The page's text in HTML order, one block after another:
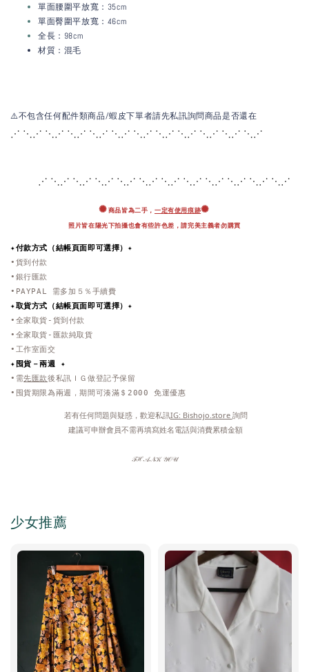
單面腰圍平放寬：35cm
單面臀圍平放寬：46cm
全長：98cm
材質：混毛
⚠️不包含任何配件類商品/蝦皮下單者請先私訊詢問商品是否還在
⋰ ⋱⋰ ⋱⋰ ⋱⋰ ⋱⋰ ⋱⋰ ⋱⋰ ⋱⋰ ⋱
⋰ ⋱⋰ ⋱⋰ ⋱⋰
⋰ ⋱⋰ ⋱⋰ ⋱⋰ ⋱⋰ ⋱⋰ ⋱⋰ ⋱⋰ ⋱ ⋰ ⋱⋰ ⋱⋰ ⋱⋰
✺ 商品皆為二手， 一定有使用痕跡✺
照片皆在陽光下拍攝也會有些許色差，請完美主義者勿購買
✦付款方式（結帳頁面即可選擇）✦
•貨到付款
•銀行匯款
•PAYPAL 需多加５％手續費
✦取貨方式 （結帳頁面即可選擇） ✦
•全家取貨-貨到付款
•全家取貨-匯款純取貨
•工作室面交
✦ 囤貨－兩週 ✦
•需先匯款後私訊ＩＧ做登記予保留
•囤貨期限為兩週，期間可湊滿＄2000 免運優惠
若有任何問題與疑惑，歡迎私訊IG: Bishojo.store 詢問
建議可申辦會員不需再填寫姓名電話與消費累積金額
𝒯ℋ𝒜𝒩𝒦 𝒴𝒪𝒰
少女推薦